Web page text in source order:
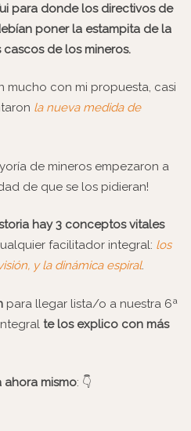
para donde los directivos de
poner la estampita de la
de los mineros.
mucho con mi propuesta, casi
la nueva medida de
de mineros empezaron a
de que se los pidieran!
hay 3 conceptos vitales
facilitador integral: los
y la dinámica espiral.
para llegar lista/o a nuestra 6ª
te los explico con más
ahora mismo: 👇